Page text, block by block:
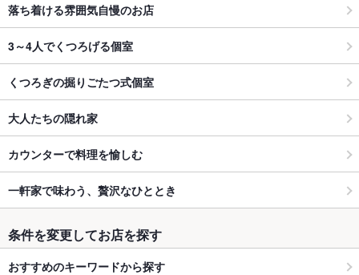
落ち着ける雰囲気自慢のお店
3～4人でくつろげる個室
くつろぎの掘りごたつ式個室
大人たちの隠れ家
カウンターで料理を愉しむ
一軒家で味わう、贅沢なひととき
条件を変更してお店を探す
おすすめのキーワードから探す